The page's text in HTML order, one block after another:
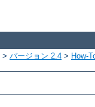
> バージョン 2.4 > How-